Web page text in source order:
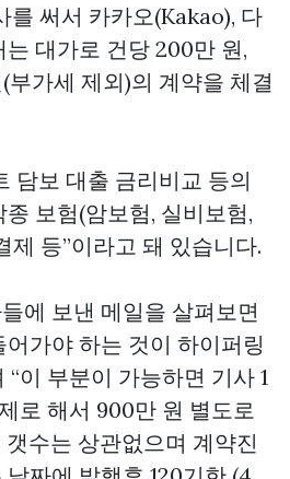
를 써서 카카오(Kakao), 다
대가로 건당 200만 원,
부가세 제외)의 계약을 체결
담보 대출 금리비교 등의
보험(암보험, 실비보험,
제 등”이라고 돼 있습니다.
에 보낸 메일을 살펴보면
어가야 하는 것이 하이퍼링
“이 부분이 가능하면 기사 1
로 해서 900만 원 별도로
수는 상관없으며 계약진